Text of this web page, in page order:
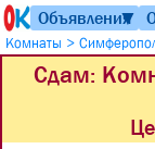
Объявления
▼
Комнаты >
Сдам: